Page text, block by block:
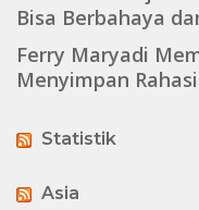
Bisa Berbahaya
Ferry Maryadi
Menyimpan
Statistik
Asia